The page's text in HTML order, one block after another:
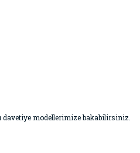
davetiye modellerimize bakabilirsiniz.